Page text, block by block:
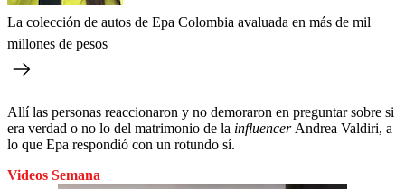
La colección de autos de Epa Colombia avaluada en más de mil
millones de pesos
Allí las personas reaccionaron y no demoraron en preguntar sobre si
era verdad o no lo del matrimonio de la influencer Andrea Valdiri, a
lo que Epa respondió con un rotundo sí.
Videos Semana